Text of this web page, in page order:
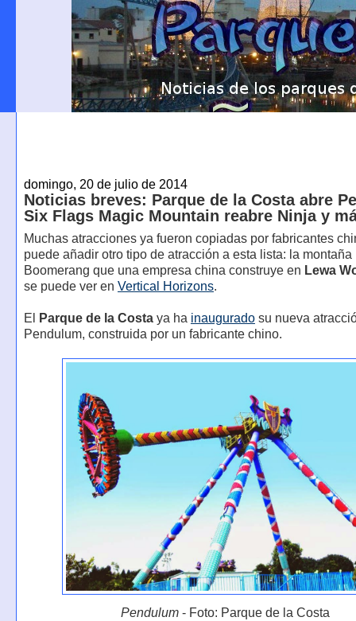
domingo, 20 de julio de 2014
Noticias breves: Parque de la Costa abre
Six Flags Magic Mountain reabre Ninja y
Muchas atracciones ya fueron copiadas por fabricantes
puede añadir otro tipo de atracción a esta lista: la montaña
Boomerang que una empresa china construye en Lewa
se puede ver en Vertical Horizons.
El Parque de la Costaya ha inauguradosu nueva
Pendulum, construida por un fabricante chino.
Pendulum- Foto: Parque de la Costa